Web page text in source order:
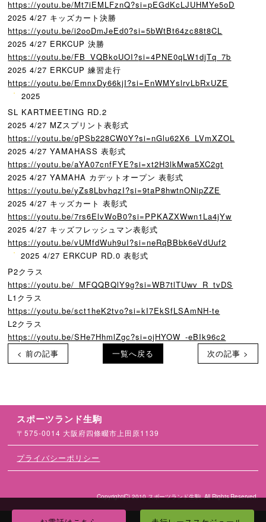
https://youtu.be/Mt7iEMLFznQ?si=pEGdKcLJUHMYe5oD
2025 4/27 キッズカート決勝
https://youtu.be/i2ooDmJeEd0?si=5bWtBt64zc88t8CL
2025 4/27 ERKCUP 決勝
https://youtu.be/FB_VQBkoUOI?si=4PNE0qLW1djTq_7b
2025 4/27 ERKCUP 練習走行
https://youtu.be/EmnxDy66kjI?si=EnWMYslrvLbRxUZE
️2025
SL KARTMEETING RD.2
2025 4/27 MZスプリント表彰式
https://youtu.be/gPSb228CW0Y?si=nGlu62X6_LVmXZOL
2025 4/27 YAMAHASS 表彰式
https://youtu.be/aYA07cnfFYE?si=xt2H3lkMwa5XC2gt
2025 4/27 YAMAHA カデットオープン 表彰式
https://youtu.be/yZs8LbvhqzI?si=9taP8hwtnONipZZE
2025 4/27 キッズカート 表彰式
https://youtu.be/7rs6ElvWoB0?si=PPKAZXWwn1La4jYw
2025 4/27 キッズフレッシュマン表彰式
https://youtu.be/vUMfdWuh9uI?si=neRqBBbk6eVdUuf2
2025 4/27 ERKCUP RD.0 表彰式
P2クラス
https://youtu.be/_MFQQBQlY9g?si=WB7tlTUwv_R_tvDS
L1クラス
https://youtu.be/sct1heK2tvo?si=kI7EkSfLSAmNH-te
L2クラス
https://youtu.be/SHe7HhmlZgc?si=ojHYOW_-eBIk96c2
< 前の記事
一覧へ戻る 次の記事 >
スポーツランド生駒
〒575-0014 大阪府四條畷市上田原1139
プライバシーポリシー
Copyright(C) 2010 スポーツランド生駒. All Rights Reserved.